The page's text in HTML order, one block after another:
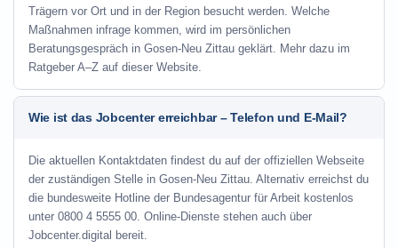
Trägern vor Ort und in der Region besucht werden. Welche
Maßnahmen infrage kommen, wird im persönlichen
Beratungsgespräch in Gosen-Neu Zittau geklärt. Mehr dazu im
Ratgeber A–Z auf dieser Website.
Wie ist das Jobcenter erreichbar – Telefon und E-Mail?
Die aktuellen Kontaktdaten findest du auf der offiziellen Webseite
der zuständigen Stelle in Gosen-Neu Zittau. Alternativ erreichst du
die bundesweite Hotline der Bundesagentur für Arbeit kostenlos
unter 0800 4 5555 00. Online-Dienste stehen auch über
Jobcenter.digital bereit.